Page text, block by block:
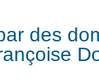
des